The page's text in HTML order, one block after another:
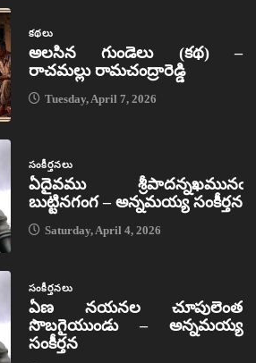
కథలు
అలసిన గుండెలు (కథ) –
రాచమల్లు రామచంద్రారెడ్డి
Tuesday, April 7, 2026
సంకీర్తనలు
ఏదైవము శ్రీపాదన్నఖమునఁ
బుట్టినగంగ – అన్నమయ్య సంకీర్తన
Saturday, April 4, 2026
సంకీర్తనలు
ఏణ నయనల చూపులెంత
సొబగైయుండు – అన్నమయ్య
సంకీర్తన